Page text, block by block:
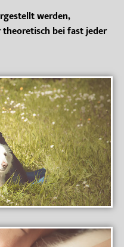
werden,
bei fast jeder